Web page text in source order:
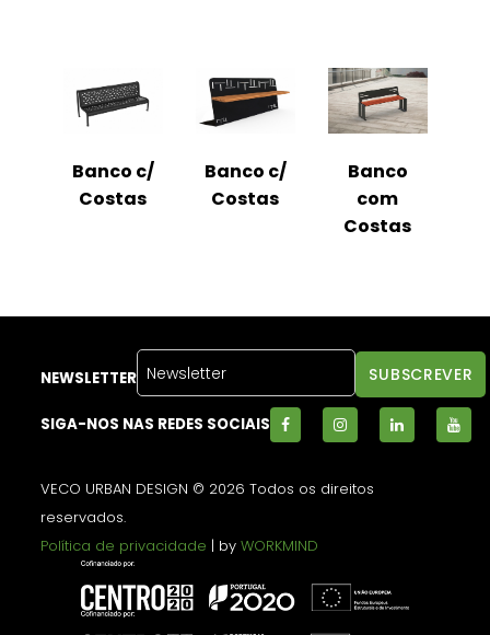
Banco c/
Costas
Banco c/
Costas
Banco
com
Costas
NEWSLETTER
SIGA-NOS NAS REDES SOCIAIS
VECO URBAN DESIGN © 2026 Todos os direitos
reservados.
Política de privacidade | byWORKMIND